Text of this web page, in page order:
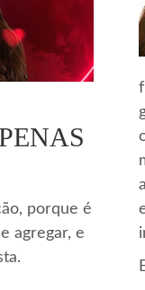
porque é
agregar, e